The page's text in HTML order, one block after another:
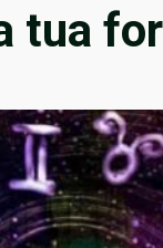
tua